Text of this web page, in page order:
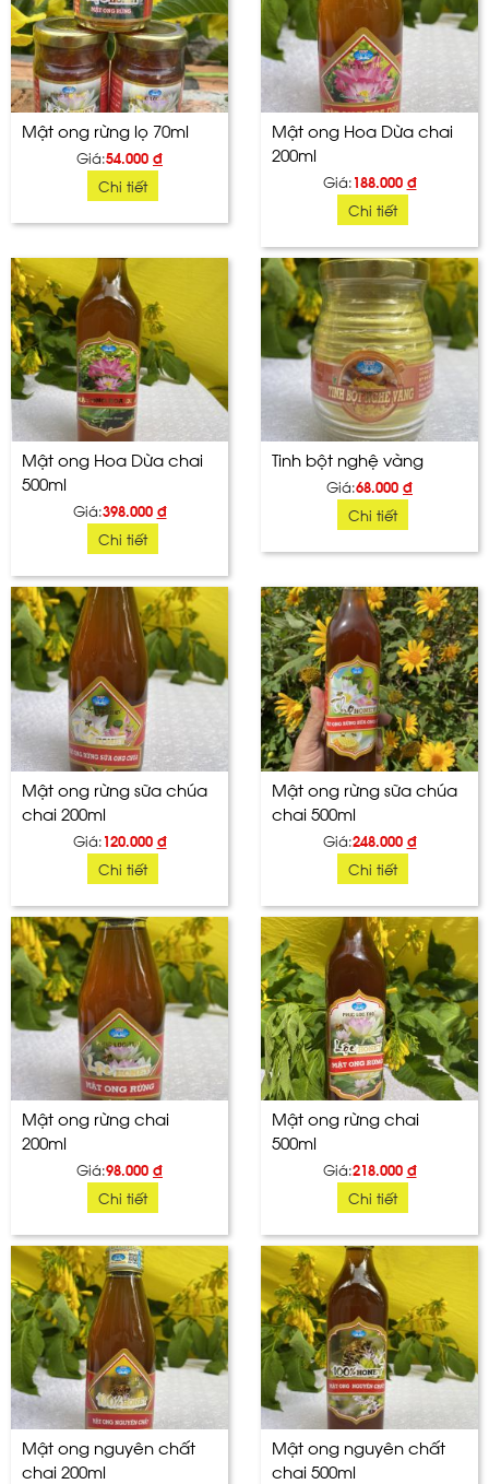
Mật ong rừng lọ 70ml
Giá:54.000 đ
Chi tiết
Mật ong Hoa Dừa chai
200ml
Giá:188.000 đ
Chi tiết
Mật ong Hoa Dừa chai
500ml
Giá:398.000 đ
Chi tiết
Tinh bột nghệ vàng
Giá:68.000 đ
Chi tiết
Mật ong rừng sữa chúa
chai 200ml
Giá:120.000 đ
Chi tiết
Mật ong rừng sữa chúa
chai 500ml
Giá:248.000 đ
Chi tiết
Mật ong rừng chai
200ml
Giá:98.000 đ
Chi tiết
Mật ong rừng chai
500ml
Giá:218.000 đ
Chi tiết
Mật ong nguyên chất
chai 200ml
Mật ong nguyên chất
chai 500ml